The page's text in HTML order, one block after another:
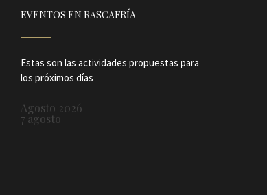
EVENTOS EN RASCAFRÍA
Estas son las actividades propuestas para
los próximos días
Agosto 2026
7 agosto